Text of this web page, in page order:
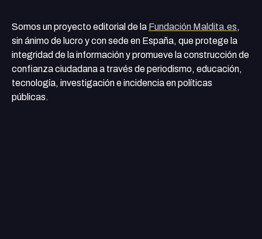
Somos un proyecto editorial de la Fundación Maldita.es,
sin ánimo de lucro y con sede en España, que protege la
integridad de la información y promueve la construcción de
confianza ciudadana a través de periodismo, educación,
tecnología, investigación e incidencia en políticas
públicas.